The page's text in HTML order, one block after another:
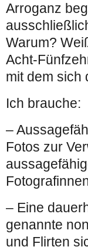
Arroganz
Warum?
Acht-
mit dem sich
Ich brauche:
–
Fotos zur
– Eine
genannte
und Flirten